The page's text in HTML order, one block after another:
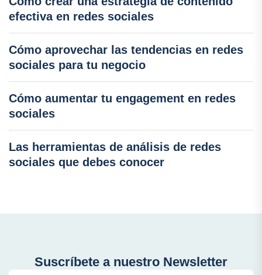
efectiva en redes sociales
Cómo aprovechar las tendencias en redes
sociales para tu negocio
Cómo aumentar tu engagement en redes
sociales
Las herramientas de análisis de redes
sociales que debes conocer
Suscríbete a nuestro Newsletter